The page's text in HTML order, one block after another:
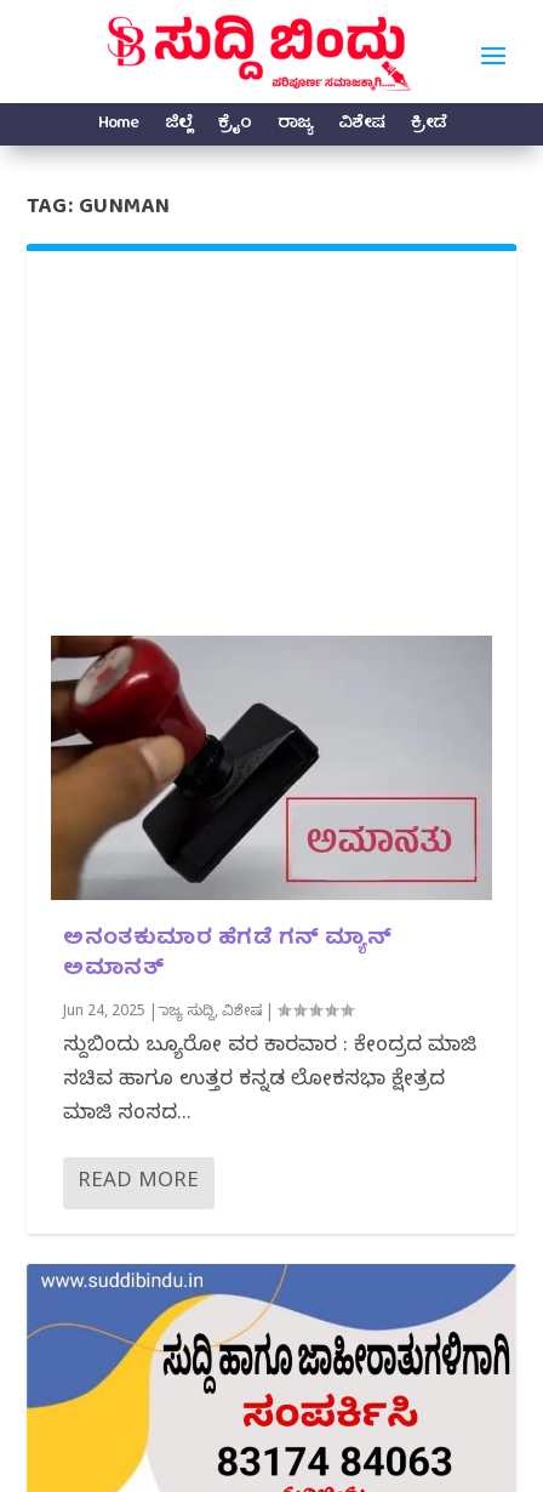
Home ಜಿಲ್ಲೆ ಕ್ರೈಂ ರಾಜ್ಯ ವಿಶೇಷ ಕ್ರೀಡೆ
TAG:GUNMAN
ಅನಂತಕುಮಾರ ಹೆಗಡೆ ಗನ್ ಮ್ಯಾನ್
ಅಮಾನತ್
Jun 24, 2025 |ರಾಜ್ಯ ಸುದ್ದಿ,ವಿಶೇಷ |
ಸುದ್ದಿಬಿಂದು ಬ್ಯೂರೋ ವರದಿ ಕಾರವಾರ : ಕೇಂದ್ರದ ಮಾಜಿ
ಸಚಿವ ಹಾಗೂ ಉತ್ತರ ಕನ್ನಡ ಲೋಕಸಭಾ ಕ್ಷೇತ್ರದ
ಮಾಜಿ ಸಂಸದ...
READ MORE